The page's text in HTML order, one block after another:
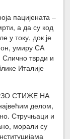
пацијената –
а да су код
у току, док је
умиру СА
тврди и
Италије
СТИЖЕ НА
делом,
Стручњаци и
морали су